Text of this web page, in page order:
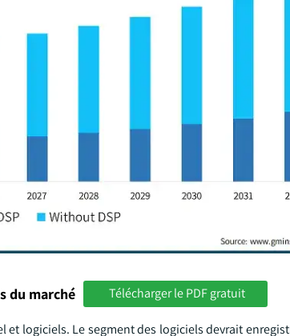
du marché Télécharger le PDF gratuit
logiciels. Le segment des logiciels devrait